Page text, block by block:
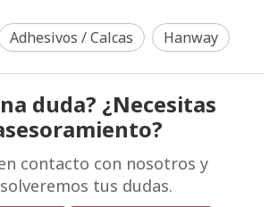
Adhesivos / Calcas Hanway
duda? ¿Necesitas
contacto con nosotros y
tus dudas.